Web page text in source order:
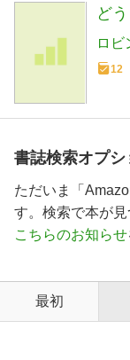
ど
ロビ
12
書誌検索オプ
ただいま「
す。検索で本が
こちらのお知らせ
最初